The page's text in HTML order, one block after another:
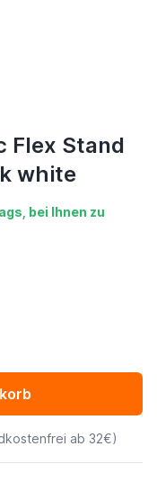
Flex Stand
white
bei Ihnen zu
ab 32€)